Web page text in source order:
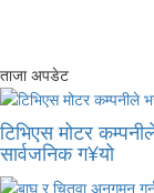
ताजा अपडेट
टिभिएस मोटर
सार्वजनिक ग¥यो